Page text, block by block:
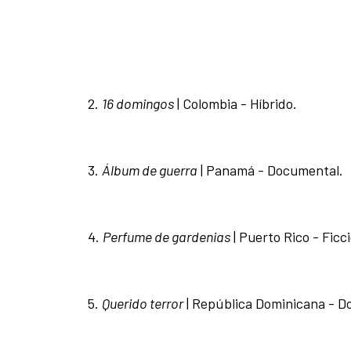
2. 16 domingos| Colombia - Hí­brido.
3. Álbum de guerra | Panamá - Documental.
4. Perfume de gardenias| Puerto Rico -
5. Querido terror| República Dominicana -